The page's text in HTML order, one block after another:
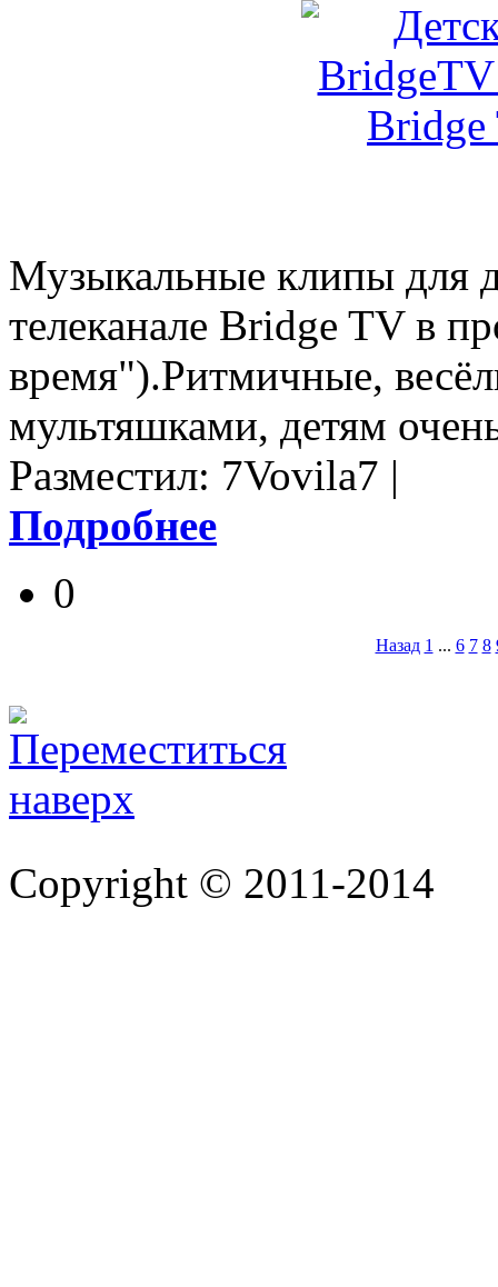
Музыкальные клипы для
телеканале Bridge TV в
время").Ритмичные,
мультяшками, детям
Разместил: 7Vovila7 |
Подробнее
0
Назад 1 ... 6 7 8
Copyright © 2011-2014